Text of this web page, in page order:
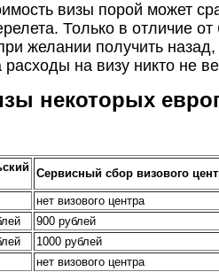
визы порой может
Только в отличие от
желании получить назад,
расходы на визу никто не
некоторых
Сервисный сбор визового
нет визового центра
900 рублей
1000 рублей
нет визового центра